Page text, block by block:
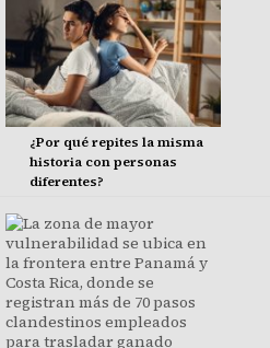
¿Por qué repites la misma
historia con personas
diferentes?